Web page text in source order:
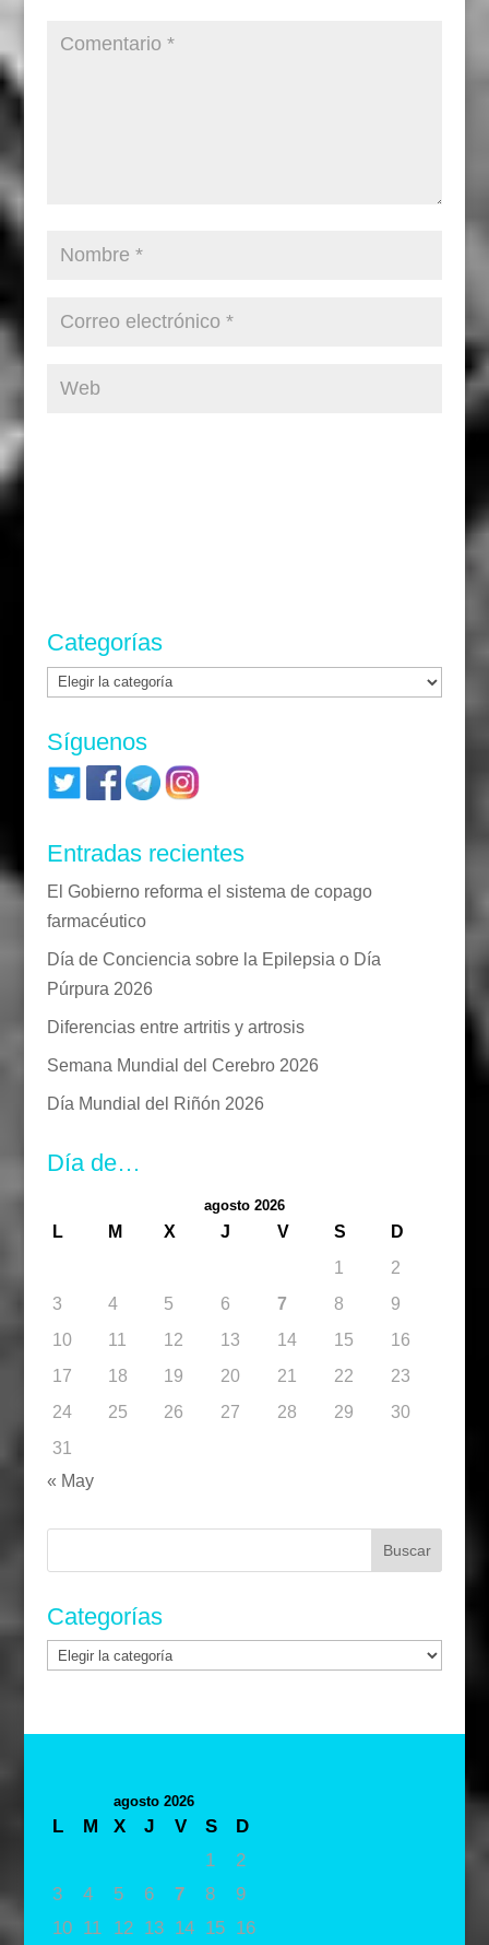
Categorías
Categorías
Síguenos
Entradas recientes
El Gobierno reforma el sistema de copago
farmacéutico
Día de Conciencia sobre la Epilepsia o Día
Púrpura 2026
Diferencias entre artritis y artrosis
Semana Mundial del Cerebro 2026
Día Mundial del Riñón 2026
Día de…
agosto 2026
L M X J V S
D
1
2
3
4 5 6 7 8
9
10
11 12 13 14 15
16
17
18 19 20 21 22
23
24
25 26 27 28 29
30
31
« May
Buscar:
Categorías
Categorías
agosto 2026
L M X J V S
D
1
2
3
4 5 6 7 8
9
10
11 12 13 14 15 16